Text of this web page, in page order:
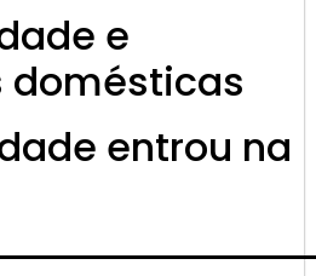
e
entrou na